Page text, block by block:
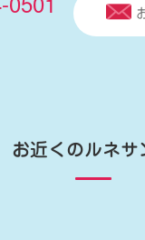
お近くのルネサ